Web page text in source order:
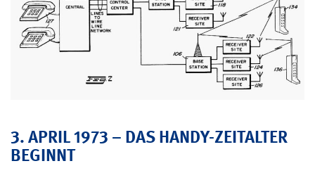
3. APRIL 1973 – DAS HANDY-ZEITALTER
BEGINNT